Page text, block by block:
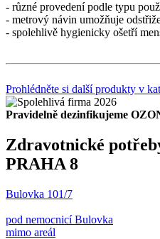
- různé provedení podle typu
- metrový návin umožňuje
- spolehlivě hygienicky ošetří
Prohlédněte si další produkty v
Pravidelně dezinfikujeme
Zdravotnické
PRAHA 8
Bulovka 101/7
pod nemocnicí Bulovka
mimo areál